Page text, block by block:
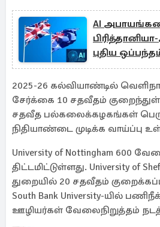
AI
புதிய
2025-26 கல்வியாண்டில்
சேர்க்கை 10 சதவீதம்
சதவீத பல்கலைக்கழகங்கள்
நிதியாண்டை முடிக்க வாய்ப்பு
University of Nottingham 600
திட்டமிட்டுள்ளது. University of
துறையில் 20 சதவீதம்
South Bank University-யில்
ஊழியர்கள் வேலைநிறுத்தம்